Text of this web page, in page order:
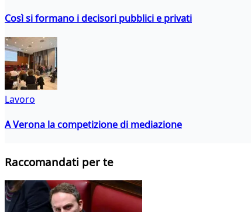
Così si formano i decisori pubblici e privati
Lavoro
A Verona la competizione di mediazione
Raccomandati per te